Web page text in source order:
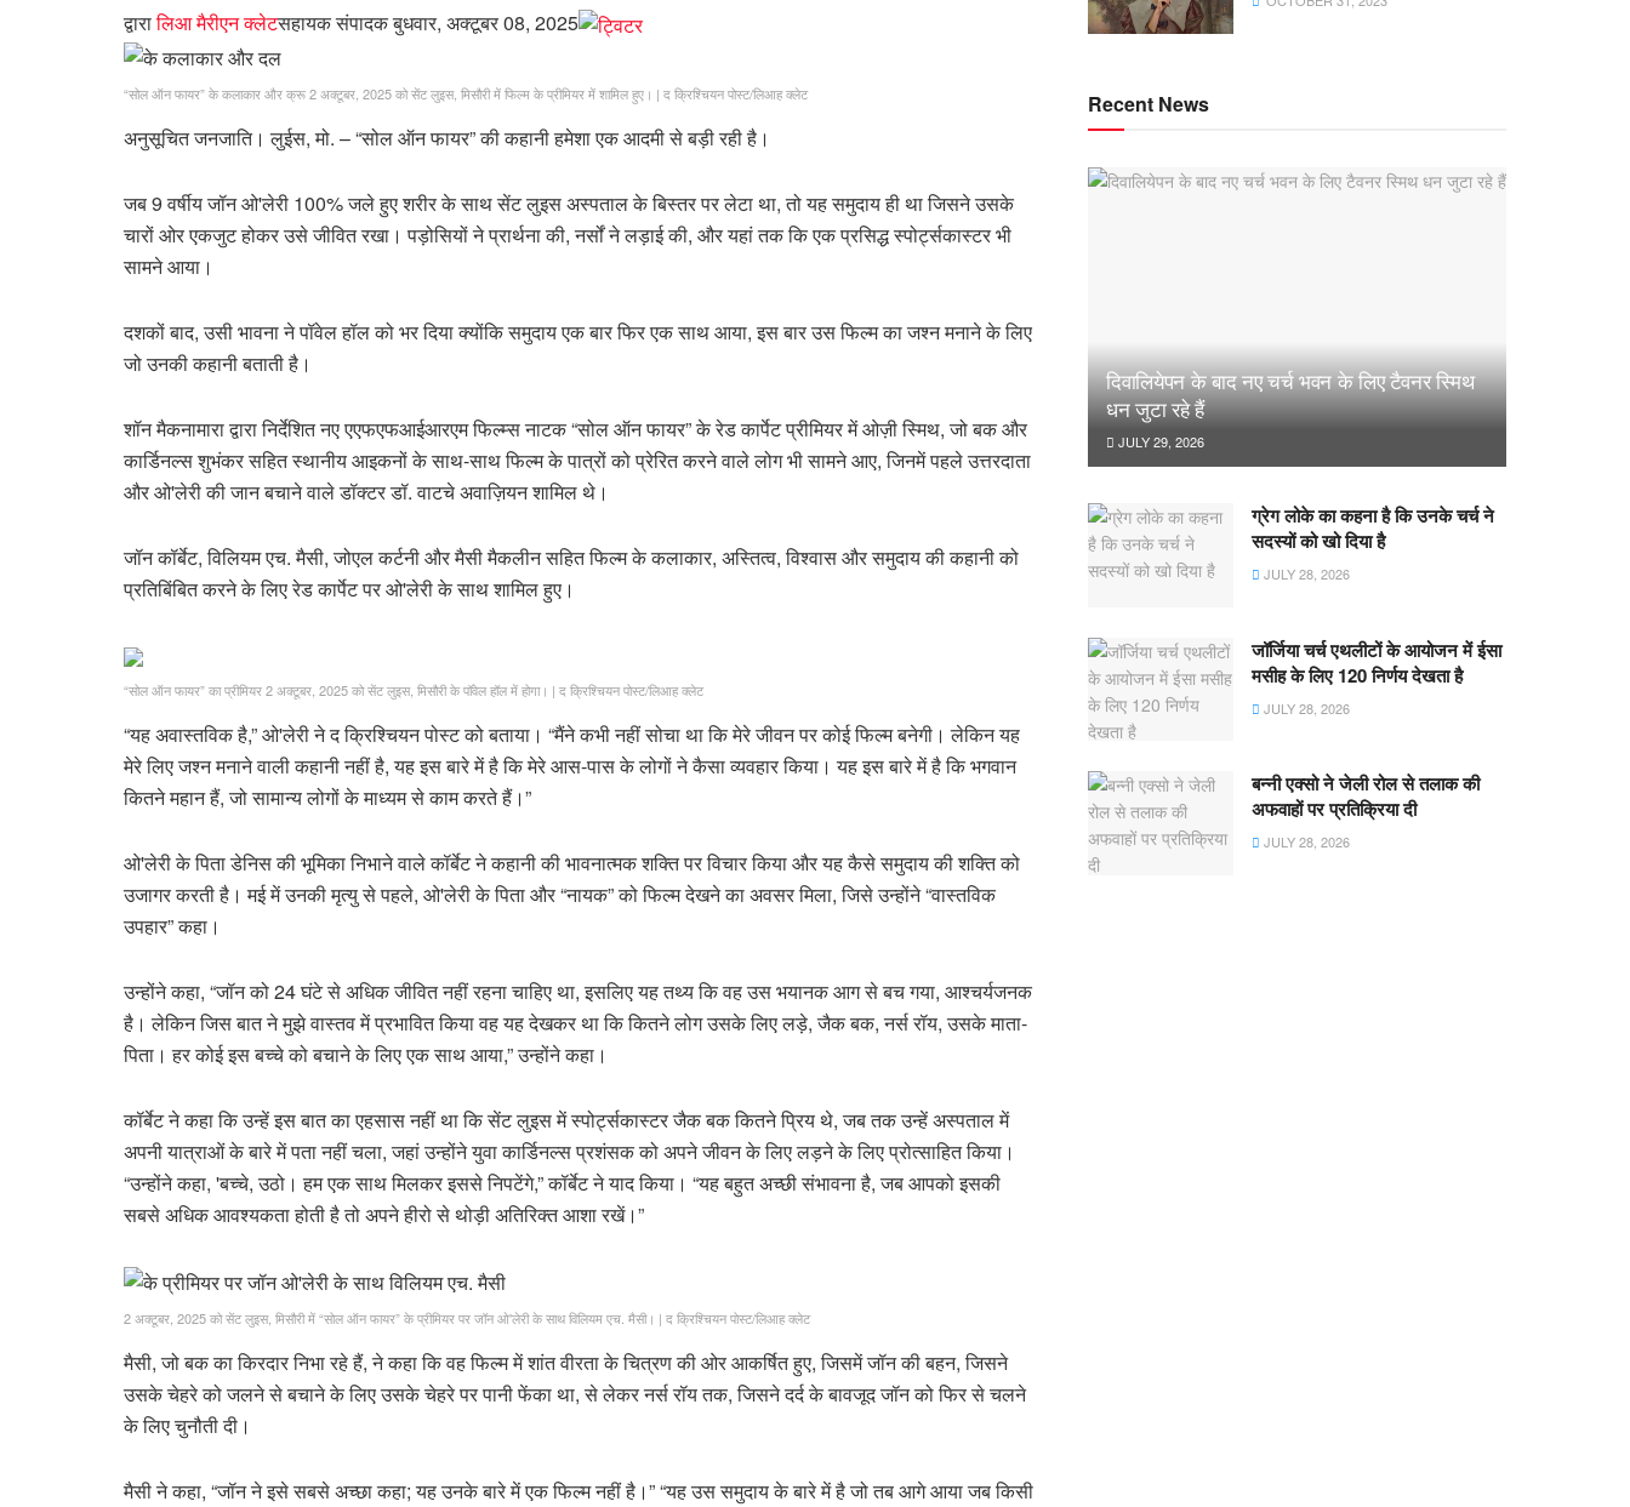
द्वारालिआ मैरीएन क्लेटसहायक संपादकबुधवार, अक्टूबर 08, 2025
“सोल ऑन फायर” के कलाकार और क्रू 2 अक्टूबर, 2025 को सेंट लुइस, मिसौरी में फिल्म के प्रीमियर में शामिल हुए। | द क्रिश्चियन पोस्ट/लिआह क्लेट
अनुसूचित जनजाति। लुईस, मो. – “सोल ऑन फायर” की कहानी हमेशा एक आदमी से बड़ी रही है।
जब 9 वर्षीय जॉन ओ'लेरी 100% जले हुए शरीर के साथ सेंट लुइस अस्पताल के बिस्तर पर लेटा था, तो यह समुदाय ही था जिसने उसके
चारों ओर एकजुट होकर उसे जीवित रखा। पड़ोसियों ने प्रार्थना की, नर्सों ने लड़ाई की, और यहां तक ​​कि एक प्रसिद्ध स्पोर्ट्सकास्टर भी
सामने आया।
दशकों बाद, उसी भावना ने पॉवेल हॉल को भर दिया क्योंकि समुदाय एक बार फिर एक साथ आया, इस बार उस फिल्म का जश्न मनाने के लिए
जो उनकी कहानी बताती है।
शॉन मैकनामारा द्वारा निर्देशित नए एएफएफआईआरएम फिल्म्स नाटक “सोल ऑन फायर” के रेड कार्पेट प्रीमियर में ओज़ी स्मिथ, जो बक और
कार्डिनल्स शुभंकर सहित स्थानीय आइकनों के साथ-साथ फिल्म के पात्रों को प्रेरित करने वाले लोग भी सामने आए, जिनमें पहले उत्तरदाता
और ओ'लेरी की जान बचाने वाले डॉक्टर डॉ. वाटचे अवाज़ियन शामिल थे।
जॉन कॉर्बेट, विलियम एच. मैसी, जोएल कर्टनी और मैसी मैकलीन सहित फिल्म के कलाकार, अस्तित्व, विश्वास और समुदाय की कहानी को
प्रतिबिंबित करने के लिए रेड कार्पेट पर ओ'लेरी के साथ शामिल हुए।
“सोल ऑन फायर” का प्रीमियर 2 अक्टूबर, 2025 को सेंट लुइस, मिसौरी के पॉवेल हॉल में होगा। | द क्रिश्चियन पोस्ट/लिआह क्लेट
“यह अवास्तविक है,” ओ'लेरी ने द क्रिश्चियन पोस्ट को बताया। “मैंने कभी नहीं सोचा था कि मेरे जीवन पर कोई फिल्म बनेगी। लेकिन यह
मेरे लिए जश्न मनाने वाली कहानी नहीं है, यह इस बारे में है कि मेरे आस-पास के लोगों ने कैसा व्यवहार किया। यह इस बारे में है कि भगवान
कितने महान हैं, जो सामान्य लोगों के माध्यम से काम करते हैं।”
ओ'लेरी के पिता डेनिस की भूमिका निभाने वाले कॉर्बेट ने कहानी की भावनात्मक शक्ति पर विचार किया और यह कैसे समुदाय की शक्ति को
उजागर करती है। मई में उनकी मृत्यु से पहले, ओ'लेरी के पिता और “नायक” को फिल्म देखने का अवसर मिला, जिसे उन्होंने “वास्तविक
उपहार” कहा।
उन्होंने कहा, “जॉन को 24 घंटे से अधिक जीवित नहीं रहना चाहिए था, इसलिए यह तथ्य कि वह उस भयानक आग से बच गया, आश्चर्यजनक
है। लेकिन जिस बात ने मुझे वास्तव में प्रभावित किया वह यह देखकर था कि कितने लोग उसके लिए लड़े, जैक बक, नर्स रॉय, उसके माता-
पिता। हर कोई इस बच्चे को बचाने के लिए एक साथ आया,” उन्होंने कहा।
कॉर्बेट ने कहा कि उन्हें इस बात का एहसास नहीं था कि सेंट लुइस में स्पोर्ट्सकास्टर जैक बक कितने प्रिय थे, जब तक उन्हें अस्पताल में
अपनी यात्राओं के बारे में पता नहीं चला, जहां उन्होंने युवा कार्डिनल्स प्रशंसक को अपने जीवन के लिए लड़ने के लिए प्रोत्साहित किया।
“उन्होंने कहा, 'बच्चे, उठो। हम एक साथ मिलकर इससे निपटेंगे,” कॉर्बेट ने याद किया। “यह बहुत अच्छी संभावना है, जब आपको इसकी
सबसे अधिक आवश्यकता होती है तो अपने हीरो से थोड़ी अतिरिक्त आशा रखें।”
2 अक्टूबर, 2025 को सेंट लुइस, मिसौरी में “सोल ऑन फायर” के प्रीमियर पर जॉन ओ'लेरी के साथ विलियम एच. मैसी। | द क्रिश्चियन पोस्ट/लिआह क्लेट
मैसी, जो बक का किरदार निभा रहे हैं, ने कहा कि वह फिल्म में शांत वीरता के चित्रण की ओर आकर्षित हुए, जिसमें जॉन की बहन, जिसने
उसके चेहरे को जलने से बचाने के लिए उसके चेहरे पर पानी फेंका था, से लेकर नर्स रॉय तक, जिसने दर्द के बावजूद जॉन को फिर से चलने
के लिए चुनौती दी।
मैसी ने कहा, “जॉन ने इसे सबसे अच्छा कहा; यह उनके बारे में एक फिल्म नहीं है।” “यह उस समुदाय के बारे में है जो तब आगे आया जब किसी
Recent News
दिवालियेपन के बाद नए चर्च भवन के लिए टैवनर स्मिथ
धन जुटा रहे हैं
JULY 29, 2026
ग्रेग लोके का कहना है कि उनके चर्च ने
सदस्यों को खो दिया है
JULY 28, 2026
जॉर्जिया चर्च एथलीटों के आयोजन में ईसा
मसीह के लिए 120 निर्णय देखता है
JULY 28, 2026
बन्नी एक्सो ने जेली रोल से तलाक की
अफवाहों पर प्रतिक्रिया दी
JULY 28, 2026